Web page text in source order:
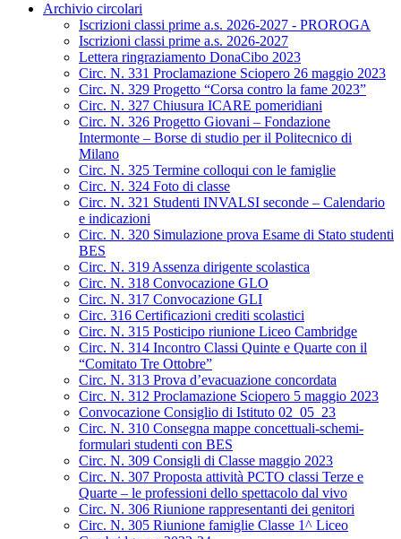
Archivio circolari
Iscrizioni classi prime a.s. 2026-2027 - PROROGA
Iscrizioni classi prime a.s. 2026-2027
Lettera ringraziamento DonaCibo 2023
Circ. N. 331 Proclamazione Sciopero 26 maggio 2023
Circ. N. 329 Progetto “Corsa contro la fame 2023”
Circ. N. 327 Chiusura ICARE pomeridiani
Circ. N. 326 Progetto Giovani – Fondazione
Intermonte – Borse di studio per il Politecnico di
Milano
Circ. N. 325 Termine colloqui con le famiglie
Circ. N. 324 Foto di classe
Circ. N. 321 Studenti INVALSI seconde – Calendario
e indicazioni
Circ. N. 320 Simulazione prova Esame di Stato studenti
BES
Circ. N. 319 Assenza dirigente scolastica
Circ. N. 318 Convocazione GLO
Circ. N. 317 Convocazione GLI
Circ. 316 Certificazioni crediti scolastici
Circ. N. 315 Posticipo riunione Liceo Cambridge
Circ. N. 314 Incontro Classi Quinte e Quarte con il
“Comitato Tre Ottobre”
Circ. N. 313 Prova d’evacuazione concordata
Circ. N. 312 Proclamazione Sciopero 5 maggio 2023
Convocazione Consiglio di Istituto 02_05_23
Circ. N. 310 Consegna mappe concettuali-schemi-
formulari studenti con BES
Circ. N. 309 Consigli di Classe maggio 2023
Circ. N. 307 Proposta attività PCTO classi Terze e
Quarte – le professioni dello spettacolo dal vivo
Circ. N. 306 Riunione rappresentanti dei genitori
Circ. N. 305 Riunione famiglie Classe 1^ Liceo